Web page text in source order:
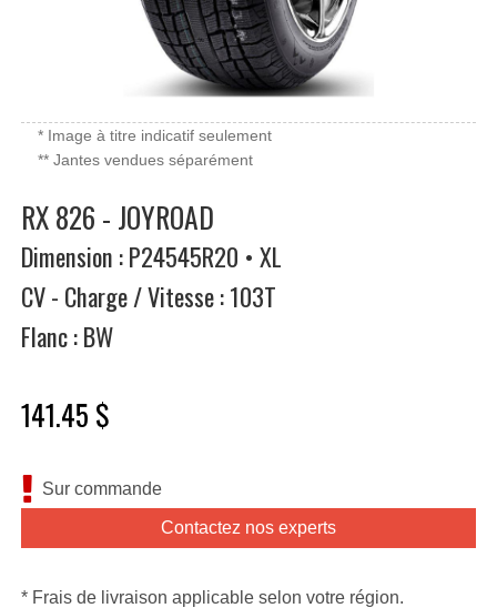
* Image à titre indicatif seulement
** Jantes vendues séparément
RX 826 - JOYROAD
Dimension : P24545R20 • XL
CV - Charge / Vitesse : 103T
Flanc : BW
141.45 $
Sur commande
Contactez nos experts
* Frais de livraison applicable selon votre région.